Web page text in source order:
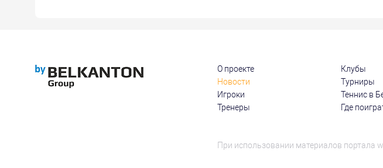
О проекте
Новости
Игроки
Тренеры
Клубы
Турниры
Теннис в
Где
При использовании материалов портала